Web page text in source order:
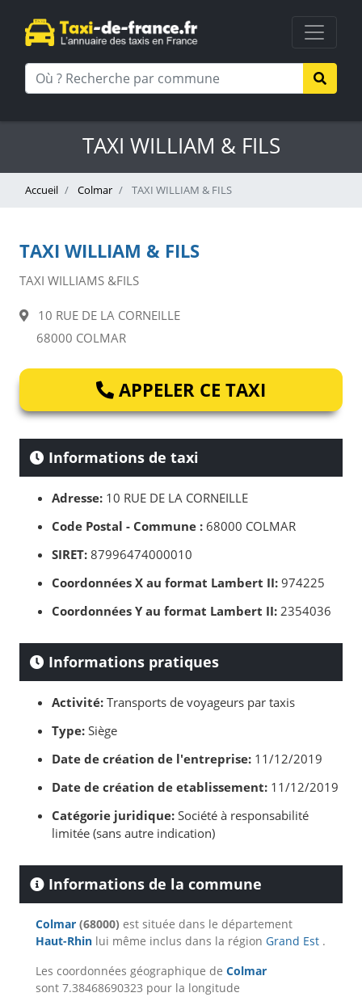
TAXI WILLIAM & FILS
Accueil Colmar TAXI WILLIAM & FILS
TAXI WILLIAM & FILS
TAXI WILLIAMS &FILS
10 RUE DE LA CORNEILLE
68000 COLMAR
APPELER CE TAXI
Informations de taxi
Adresse: 10 RUE DE LA CORNEILLE
Code Postal - Commune : 68000 COLMAR
SIRET: 87996474000010
Coordonnées X au format Lambert II: 974225
Coordonnées Y au format Lambert II: 2354036
Informations pratiques
Activité: Transports de voyageurs par taxis
Type: Siège
Date de création de l'entreprise: 11/12/2019
Date de création de etablissement: 11/12/2019
Catégorie juridique: Société à responsabilité
limitée (sans autre indication)
Informations de la commune
Colmar (68000) est située dans le département
Haut-Rhin lui même inclus dans la région Grand Est .
Les coordonnées géographique de Colmar
sont 7.38468690323 pour la longitude